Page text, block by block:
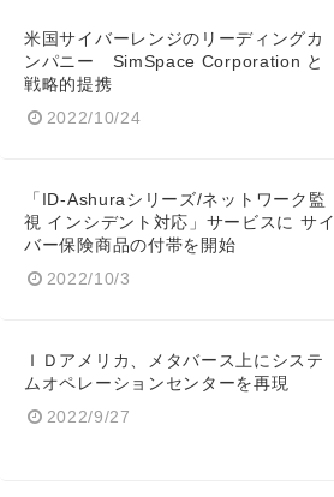
米国サイバーレンジのリーディングカ
ンパニー SimSpace Corporation と
戦略的提携
2022/10/24
「ID-Ashuraシリーズ/ネットワーク監
視 インシデント対応」サービスに サイ
バー保険商品の付帯を開始
2022/10/3
ＩＤアメリカ、メタバース上にシステ
ムオペレーションセンターを再現
2022/9/27